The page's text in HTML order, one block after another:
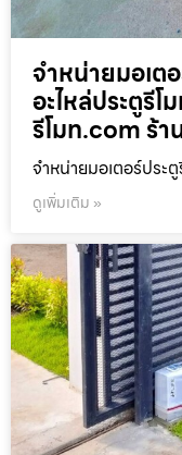
จำหน่ายมอเต
อะไหล่ประตูรี
รีโมท.com ร้า
จำหน่ายมอเตอร์ประ
ดูเพิ่มเติม »